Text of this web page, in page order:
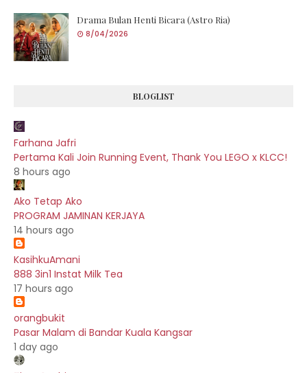
Drama Bulan Henti Bicara (Astro Ria)
8/04/2026
BLOGLIST
Farhana Jafri
Pertama Kali Join Running Event, Thank You LEGO x KLCC!
8 hours ago
Ako Tetap Ako
PROGRAM JAMINAN KERJAYA
14 hours ago
KasihkuAmani
888 3in1 Instat Milk Tea
17 hours ago
orangbukit
Pasar Malam di Bandar Kuala Kangsar
1 day ago